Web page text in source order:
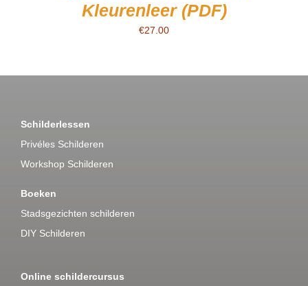
Kleurenleer (PDF)
€27.00
Schilderlessen
Privéles Schilderen
Workshop Schilderen
Boeken
Stadsgezichten schilderen
DIY Schilderen
Online schildercursus